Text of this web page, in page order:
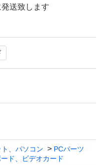
送致します
、パソコン
PCパーツ
ド、ビデオカード